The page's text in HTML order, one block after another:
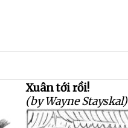
Xuân tới rồi!
(by Wayne Stayskal)